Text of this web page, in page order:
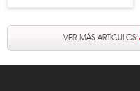
VER MÁS ARTÍCULOS